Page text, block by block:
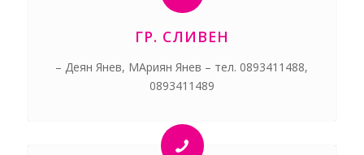
ГР. СЛИВЕН
– Деян Янев, МАриян Янев – тел. 0893411488,
0893411489